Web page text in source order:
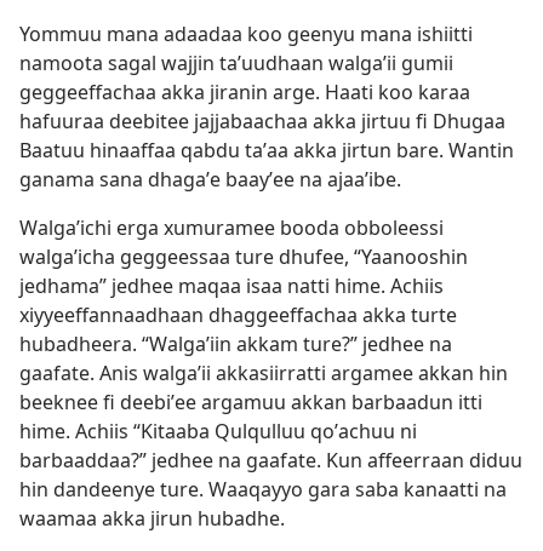
Yommuu mana adaadaa koo geenyu mana ishiitti
namoota sagal wajjin taʼuudhaan walgaʼii gumii
geggeeffachaa akka jiranin arge. Haati koo karaa
hafuuraa deebitee jajjabaachaa akka jirtuu fi Dhugaa
Baatuu hinaaffaa qabdu taʼaa akka jirtun bare. Wantin
ganama sana dhagaʼe baayʼee na ajaaʼibe.
Walgaʼichi erga xumuramee booda obboleessi
walgaʼicha geggeessaa ture dhufee, “Yaanooshin
jedhama” jedhee maqaa isaa natti hime. Achiis
xiyyeeffannaadhaan dhaggeeffachaa akka turte
hubadheera. “Walgaʼiin akkam ture?” jedhee na
gaafate. Anis walgaʼii akkasiirratti argamee akkan hin
beeknee fi deebiʼee argamuu akkan barbaadun itti
hime. Achiis “Kitaaba Qulqulluu qoʼachuu ni
barbaaddaa?” jedhee na gaafate. Kun affeerraan diduu
hin dandeenye ture. Waaqayyo gara saba kanaatti na
waamaa akka jirun hubadhe.